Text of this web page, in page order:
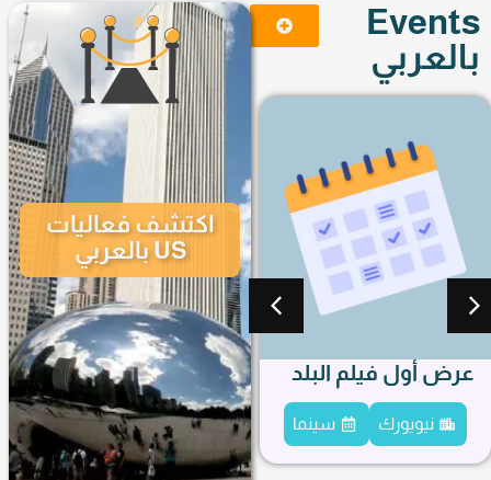
Events
بالعربي
عرض أول فيلم البلد
نيويورك سينما
افتتاح معرض رسم
خليل ابو ماضي
شيكاغو فن
اكتشف فعاليات
US بالعربي